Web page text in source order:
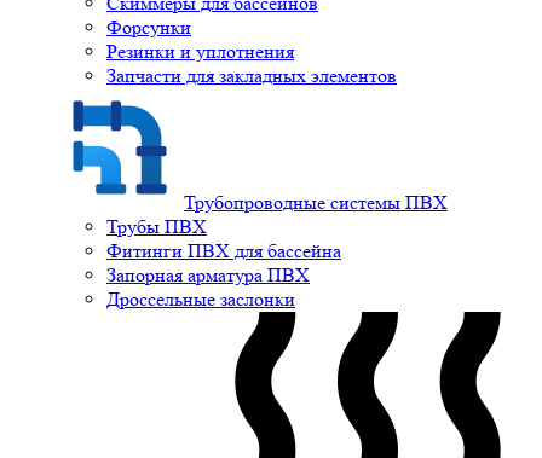
Форсунки
Резинки и уплотнения
Запчасти для закладных элементов
Трубопроводные системы ПВХ
Трубы ПВХ
Фитинги ПВХ для бассейна
Запорная арматура ПВХ
Дроссельные заслонки